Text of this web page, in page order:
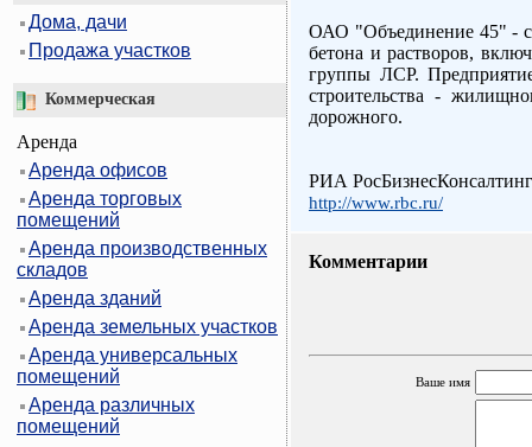
Дома, дачи
Продажа участков
Коммерческая
Аренда
Аренда офисов
Аренда торговых
помещений
Аренда производственных
складов
Аренда зданий
Аренда земельных участков
Аренда универсальных
помещений
Аренда различных
помещений
ОАО "Объединение 45" -
бетона и растворов,
группы ЛСР.
строительства -
дорожного.
РИА РосБизнесКонсалтинг
http://www.rbc.ru/
Комментарии
Ваше имя